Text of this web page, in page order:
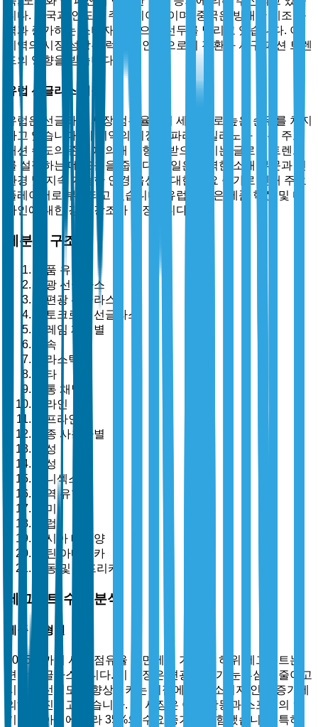
니다. 중국과 인도가 주요 기여국이며, 중국은 방대한 제조 능
력과 증가하는 소비자 기반으로 선두를 달리고 있습니다. 이
지역의 시장 성장은 럭셔리 안경으로의 전환과 서구 패션 트렌
드의 영향을 받습니다.
유럽 선글라스 시장
유럽은 선글라스 시장 점유율에서 세 번째로 높은 순위를 차지
하고 있습니다. 이 지역의 시장은 파리와 밀라노와 같은 주요
패션 수도의 존재에 의해 영향을 받으며, 이는 글로벌 트렌드
를 설정하는 데 도움을 줍니다. 독일은 강력한 소매 부문과 친
환경 및 지속 가능한 안경 옵션에 대한 수요 증가로 인해 주요
플레이어로 부각되고 있습니다. 유럽 시장은 제품 혁신 및 디
자인에 대한 강한 강조가 특징입니다.
세분화 구조
제품 유형별
편광 선글라스
비편광 선글라스
포토크로믹 선글라스
프레임 재질별
금속
플라스틱
기타
유통 채널별
온라인
오프라인
최종 사용자별
남성
여성
유니섹스
지역 유형별
북미
유럽
아시아 태평양
라틴 아메리카
중동 및 아프리카
세그먼트 수준 분석
제품 유형별
2025년까지 시장 점유율 측면에서 가장 큰 하위 세그먼트는
편광 선글라스입니다. 이 성장은 편광 렌즈가 눈부심을 줄이고
시각적 선명도를 향상시키는 이점에 대한 소비자 인식 증가에
의해 추진되고 있습니다. 이 시장은 야외 활동과 스포츠의 인
기가 높아짐에 따라 35%의 수요 증가를 경험했습니다. 특히